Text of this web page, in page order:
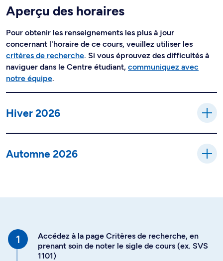
Aperçu des horaires
Pour obtenir les renseignements les plus à jour
concernant l'horaire de ce cours, veuillez utiliser les
critères de recherche. Si vous éprouvez des difficultés à
naviguer dans le Centre étudiant, communiquez avec
notre équipe.
Hiver 2026
Automne 2026
Accédez à la page Critères de recherche, en
prenant soin de noter le sigle de cours (ex. SVS
1101)